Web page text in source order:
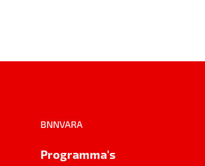
BNNVARA
Programma's